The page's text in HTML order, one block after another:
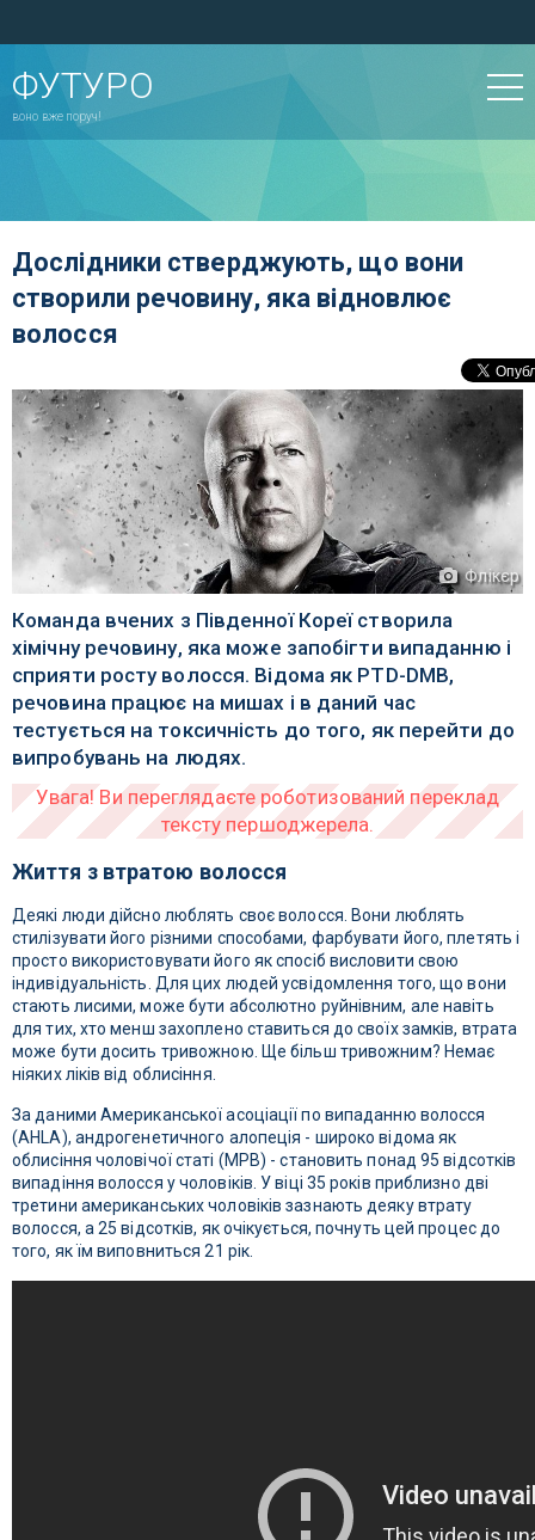
ФУТУРО
воно вже поруч!
Дослідники стверджують, що вони
створили речовину, яка відновлює
волосся
Флікєр
Команда вчених з Південної Кореї створила
хімічну речовину, яка може запобігти випаданню і
сприяти росту волосся. Відома як PTD-DMB,
речовина працює на мишах і в даний час
тестується на токсичність до того, як перейти до
випробувань на людях.
Життя з втратою волосся
Деякі люди дійсно люблять своє волосся. Вони люблять
стилізувати його різними способами, фарбувати його, плетять і
просто використовувати його як спосіб висловити свою
індивідуальність. Для цих людей усвідомлення того, що вони
стають лисими, може бути абсолютно руйнівним, але навіть
для тих, хто менш захоплено ставиться до своїх замків, втрата
може бути досить тривожною. Ще більш тривожним? Немає
ніяких ліків від облисіння.
За даними Американської асоціації по випаданню волосся
(AHLA), андрогенетичного алопеція - широко відома як
облисіння чоловічої статі (MPB) - становить понад 95 відсотків
випадіння волосся у чоловіків. У віці 35 років приблизно дві
третини американських чоловіків зазнають деяку втрату
волосся, а 25 відсотків, як очікується, почнуть цей процес до
того, як їм виповниться 21 рік.